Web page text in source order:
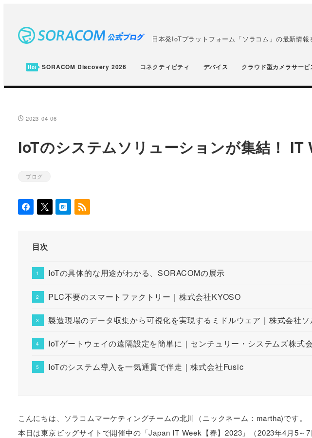
ン
日本発IoTプラットフォーム「ソラコム」の最新情報
SORACOM Discovery 2026 コネクティビティ デバイス クラウド型カメラサービ
投稿日
2023-04-06
IoTのシステムソリューションが集結！ IT
カテゴリー
ブログ
目次
IoTの具体的な用途がわかる、SORACOMの展示
PLC不要のスマートファクトリー｜株式会社KYOSO
製造現場のデータ収集から可視化を実現するミドルウェア｜株式会社
IoTゲートウェイの遠隔設定を簡単に｜センチュリー・システムズ株式
IoTのシステム導入を一気通貫で伴走｜株式会社Fusic
こんにちは、ソラコムマーケティングチームの北川（ニックネーム：martha)です。
本日は東京ビッグサイトで開催中の「Japan IT Week【春】2023」（2023年4月5～7